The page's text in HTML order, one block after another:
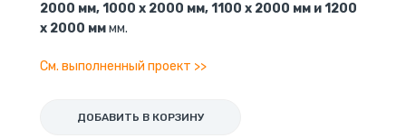
2000 мм, 1000 x 2000 мм, 1100 x 2000 мм и 1200
x 2000 мммм.
См. выполненный проект >>
ДОБАВИТЬ В КОРЗИНУ